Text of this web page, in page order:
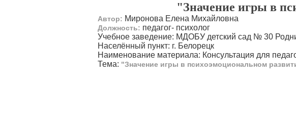
"Значение игры в
Автор: Миронова Елена Михайловна
Должность: педагог- психолог
Учебное заведение: МДОБУ детский сад № 30
Населённый пункт: г. Белорецк
Наименование материала: Консультация для
Тема: "Значение игры в психоэмоциональном